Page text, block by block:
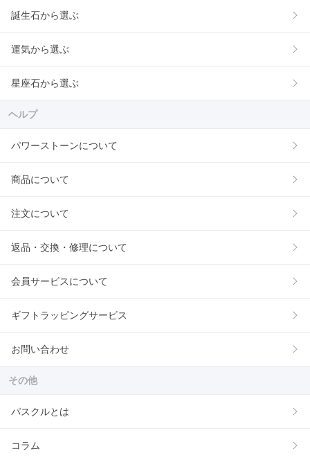
誕生石から選ぶ
運気から選ぶ
星座石から選ぶ
ヘルプ
パワーストーンについて
商品について
注文について
返品・交換・修理について
会員サービスについて
ギフトラッピングサービス
お問い合わせ
その他
パスクルとは
コラム